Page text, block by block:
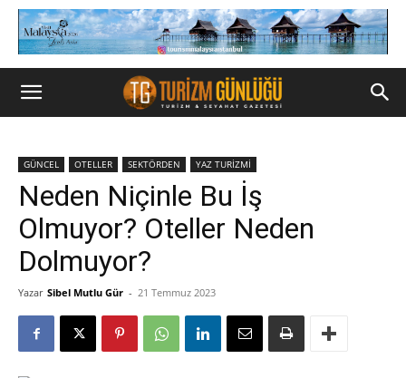
GÜNCEL OTELLER SEKTÖRDEN YAZ TURİZMİ
Neden Niçinle Bu İş
Olmuyor? Oteller Neden
Dolmuyor?
Yazar Sibel Mutlu Gür - 21 Temmuz 2023